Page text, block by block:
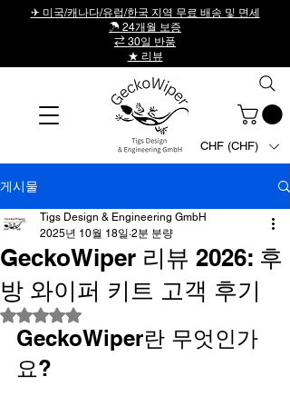
✈ 미국/캐나다/유럽/한국 지역 무료 배송 및 면세
☂ 24개월 보증
⇄ 30일 반품
★ 리뷰
CHF (CHF)
게시물
GeckoWiper 리뷰 2026: 후
방 와이퍼 키트 고객 후기
Tigs Design & Engineering GmbH
2025년 10월 18일 2분 분량
별점 5점 중 NaN점을 주었습니다.
GeckoWiper란 무엇인가
요?